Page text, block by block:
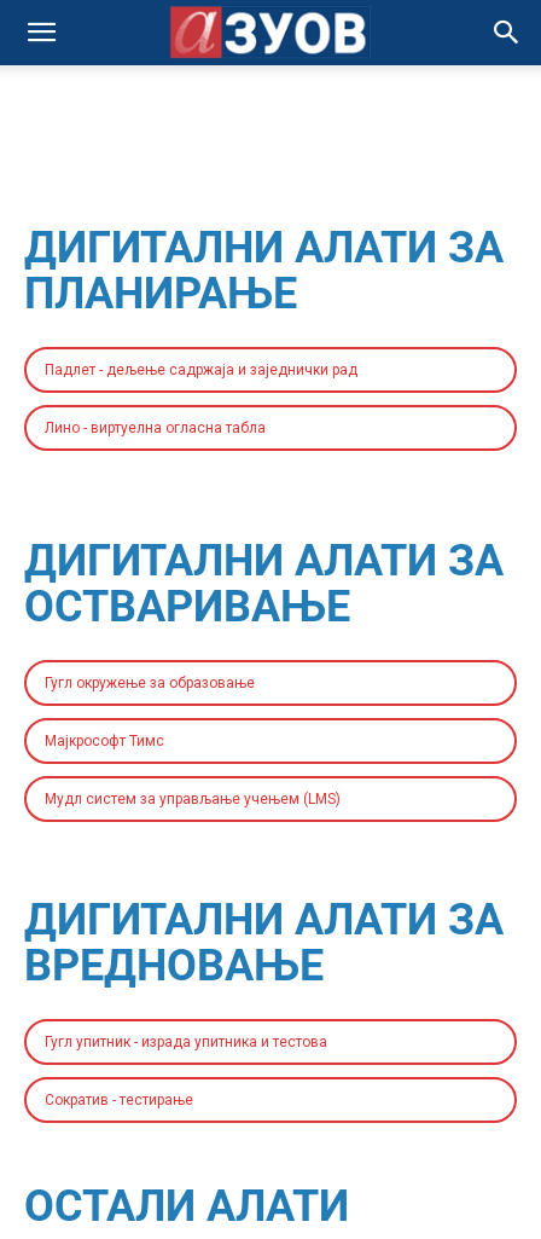
ДИГИТАЛНИ АЛАТИ ЗА
ПЛАНИРАЊЕ
Падлет - дељење садржаја и заједнички рад
Лино - виртуелна огласна табла
ДИГИТАЛНИ АЛАТИ ЗА
ОСТВАРИВАЊЕ
Гугл окружење за образовање
Мајкрософт Тимс
Мудл систем за управљање учењем (LMS)
ДИГИТАЛНИ АЛАТИ ЗА
ВРЕДНОВАЊЕ
Гугл упитник - израда упитника и тестова
Сократив - тестирање
ОСТАЛИ АЛАТИ